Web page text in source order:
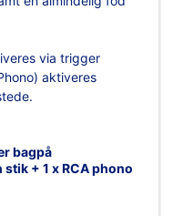
via trigger
aktiveres
bagpå
stik + 1 x RCA phono